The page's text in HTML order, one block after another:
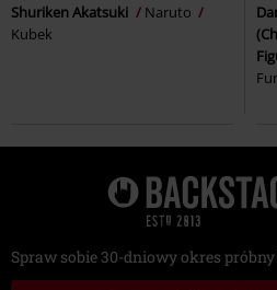
Shuriken Akatsuki
Naruto
Kubek
Spraw sobie 30-dniowy okres próbny